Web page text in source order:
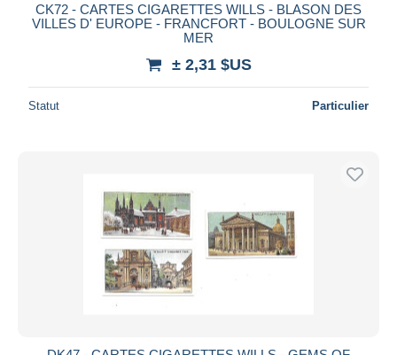
CK72 - CARTES CIGARETTES WILLS - BLASON DES
VILLES D' EUROPE - FRANCFORT - BOULOGNE SUR
MER
± 2,31 $US
Statut Particulier